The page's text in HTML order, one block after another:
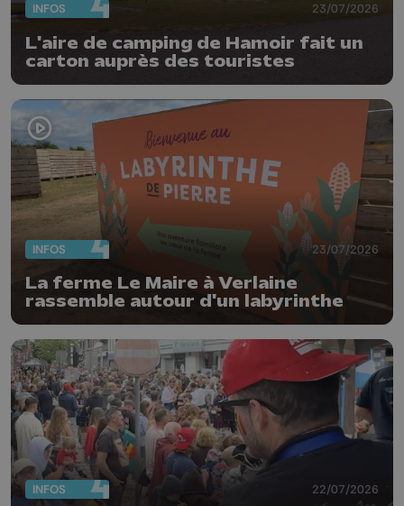
INFOS 23/07/2026
L'aire de camping de Hamoir fait un
carton auprès des touristes
INFOS 23/07/2026
La ferme Le Maire à Verlaine
rassemble autour d'un labyrinthe
INFOS 22/07/2026